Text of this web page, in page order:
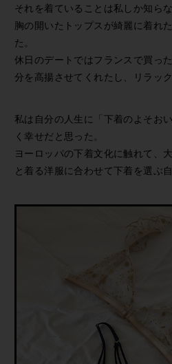
それを着ていることは私しか知らな
胸の開いたトップスが綺麗に着れ
た。
休日のデートではフランスで買っ
分を高揚させてくれたし、リラッ
私は自分の人生に「下着のよそお
く幸せだと思った。
ヨーロッパの下着文化に触れて、
と着る洋服に合わせて下着を選ぶ